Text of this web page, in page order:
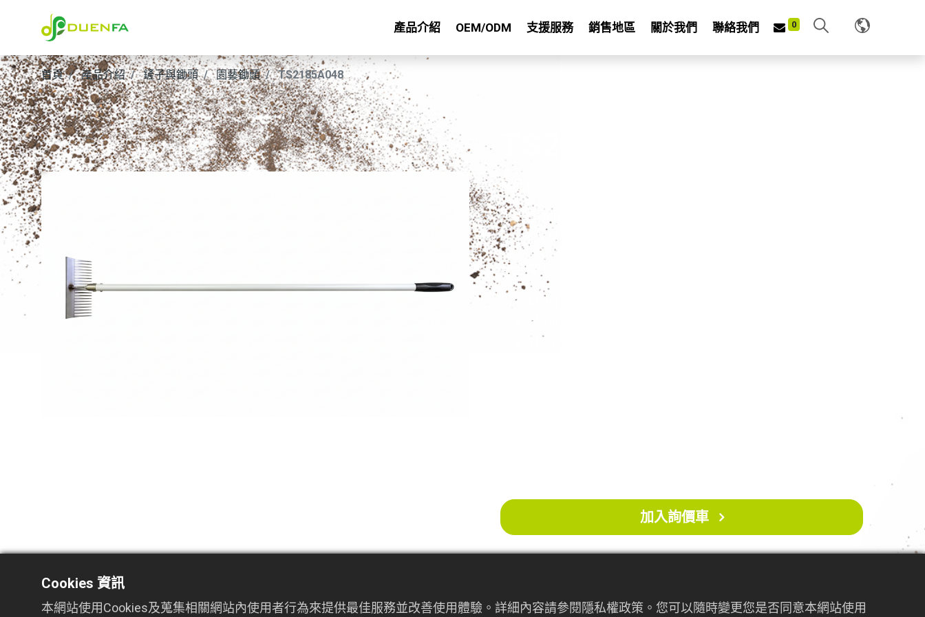
產品介紹 OEM/ODM 支援服務 銷售地區 關於我們 聯絡我們 0
首頁 產品介紹 鏟子與鋤頭 園藝鋤頭 TS2185A048
產品描述 :
STAINLESS STEEL HOE RAKE
1"x48" ALUMINUM HANDLE and PP GRIP
產品特色 :
Material: #420 STAINLESS STEEL
Blade:8"x5" t:3.0mm Hardness:48+/-2
加入詢價車
Cookies 資訊
本網站使用Cookies及蒐集相關網站內使用者行為來提供最佳服務並改善使用體驗。詳細內容請參閱隱私權政策。您可以隨時變更您是否同意本網站使用